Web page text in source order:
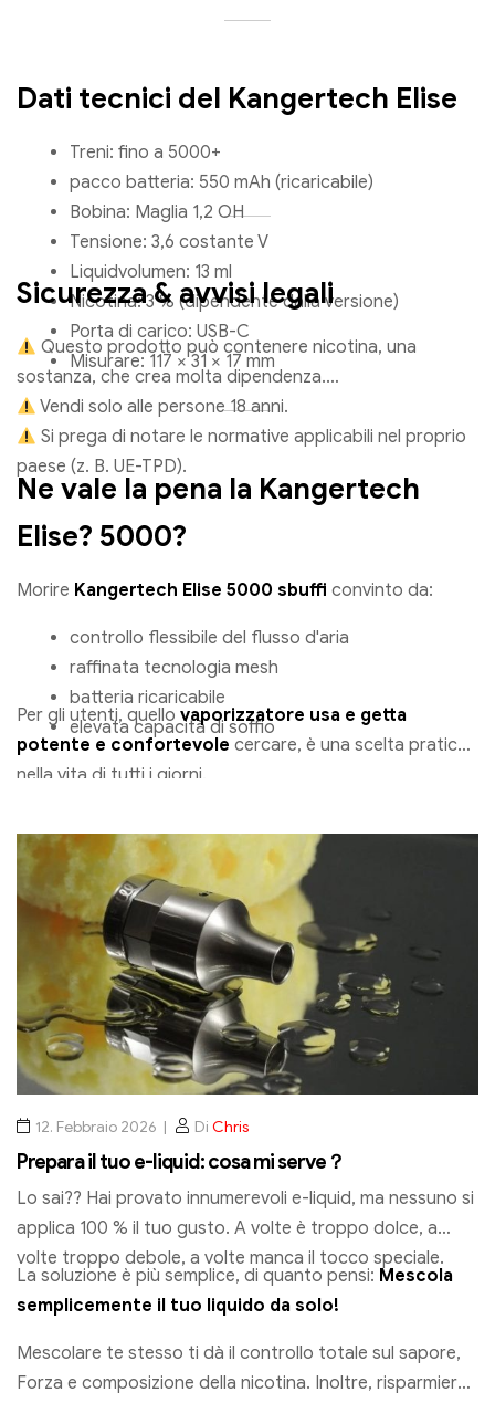
Dati tecnici del Kangertech Elise
Treni: fino a 5000+
pacco batteria: 550 mAh (ricaricabile)
Bobina: Maglia 1,2 OH
Tensione: 3,6 costante V
Liquidvolumen: 13 ml
Nicotina: 3 % (dipendente dalla versione)
Porta di carico: USB-C
Misurare: 117 × 31 × 17 mm
Sicurezza & avvisi legali
Questo prodotto può contenere nicotina, una
sostanza, che crea molta dipendenza.
Vendi solo alle persone 18 anni.
Si prega di notare le normative applicabili nel proprio
paese (z. B. UE-TPD).
Ne vale la pena la Kangertech
Elise? 5000?
Morire Kangertech Elise 5000 sbuffi convinto da:
controllo flessibile del flusso d'aria
raffinata tecnologia mesh
batteria ricaricabile
elevata capacità di soffio
Per gli utenti, quello vaporizzatore usa e getta
potente e confortevole cercare, è una scelta pratica
nella vita di tutti i giorni.
12. Febbraio 2026 Di Chris
Prepara il tuo e-liquid: cosa mi serve？
Lo sai?? Hai provato innumerevoli e-liquid, ma nessuno si
applica 100 % il tuo gusto. A volte è troppo dolce, a
volte troppo debole, a volte manca il tocco speciale.
La soluzione è più semplice, di quanto pensi: Mescola
semplicemente il tuo liquido da solo!
Mescolare te stesso ti dà il controllo totale sul sapore,
Forza e composizione della nicotina. Inoltre, risparmierai